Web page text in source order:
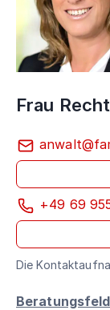
Frau
+49 69
Die